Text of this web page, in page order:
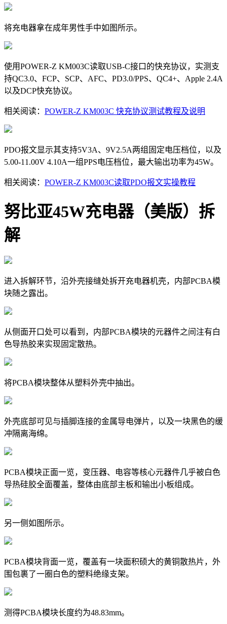
将充电器拿在成年男性手中如图所示。
使用POWER-Z KM003C读取USB-C接口的快充协议，实测支
持QC3.0、FCP、SCP、AFC、PD3.0/PPS、QC4+、Apple 2.4A
以及DCP快充协议。
相关阅读： POWER-Z KM003C 快充协议测试教程及说明
PDO报文显示其支持5V3A、9V2.5A两组固定电压档位，以及
5.00-11.00V 4.10A一组PPS电压档位，最大输出功率为45W。
相关阅读： POWER-Z KM003C读取PDO报文实操教程
努比亚45W充电器（美版）拆
解
进入拆解环节，沿外壳接缝处拆开充电器机壳，内部PCBA模
块随之露出。
从侧面开口处可以看到，内部PCBA模块的元器件之间注有白
色导热胶来实现固定散热。
将PCBA模块整体从塑料外壳中抽出。
外壳底部可见与插脚连接的金属导电弹片，以及一块黑色的缓
冲隔离海绵。
PCBA模块正面一览，变压器、电容等核心元器件几乎被白色
导热硅胶全面覆盖，整体由底部主板和输出小板组成。
另一侧如图所示。
PCBA模块背面一览，覆盖有一块面积硕大的黄铜散热片，外
围包裹了一圈白色的塑料绝缘支架。
测得PCBA模块长度约为48.83mm。